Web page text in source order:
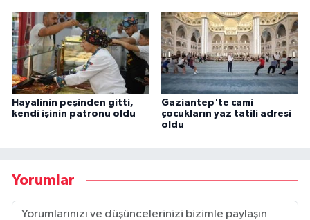
Hayalinin peşinden gitti,
kendi işinin patronu oldu
Gaziantep'te cami
çocukların yaz tatili adresi
oldu
Yorumlar